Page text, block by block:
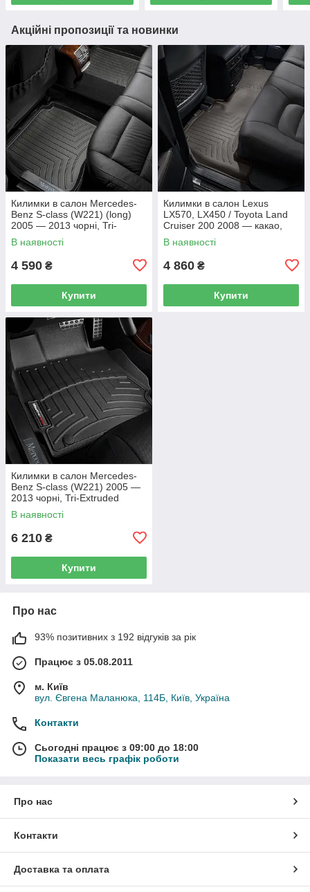
Акційні пропозиції та новинки
Килимки в салон Mercedes-
Benz S-class (W221) (long)
2005 — 2013 чорні, Tri-
Extruded (WeatherTech) —
другий ряд
В наявності
4 590 ₴
Купити
Килимки в салон Lexus
LX570, LX450 / Toyota Land
Cruiser 200 2008 — какао,
Tri-Extruded (WeatherTech) —
другий ряд
В наявності
4 860 ₴
Купити
Килимки в салон Mercedes-
Benz S-class (W221) 2005 —
2013 чорні, Tri-Extruded
(WeatherTech) — передній
ряд
В наявності
6 210 ₴
Купити
Про нас
93% позитивних з 192 відгуків за рік
Працює з 05.08.2011
м. Київ
вул. Євгена Маланюка, 114Б, Київ, Україна
Контакти
Сьогодні працює з 09:00 до 18:00
Показати весь графік роботи
Про нас
Контакти
Доставка та оплата